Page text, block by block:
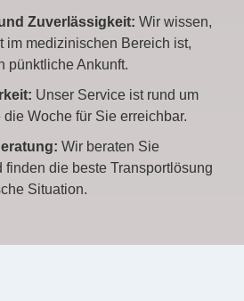
Zuverlässigkeit: Wir wissen,
im medizinischen Bereich ist,
pünktliche Ankunft.
Unser Service ist rund um
die Woche für Sie erreichbar.
Wir beraten Sie
finden die beste Transportlösung
Situation.